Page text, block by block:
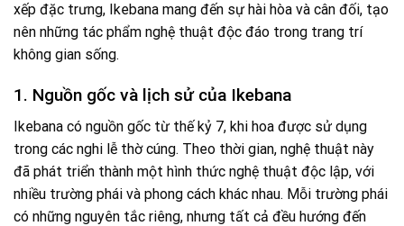
xếp đặc trưng, Ikebana mang đến sự hài hòa và cân đối, tạo
nên những tác phẩm nghệ thuật độc đáo trong trang trí
không gian sống.
1. Nguồn gốc và lịch sử của Ikebana
Ikebana có nguồn gốc từ thế kỷ 7, khi hoa được sử dụng
trong các nghi lễ thờ cúng. Theo thời gian, nghệ thuật này
đã phát triển thành một hình thức nghệ thuật độc lập, với
nhiều trường phái và phong cách khác nhau. Mỗi trường phái
có những nguyên tắc riêng, nhưng tất cả đều hướng đến